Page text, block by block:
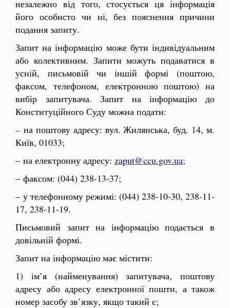
незалежно від того, стосується ця інформація
його особисто чи ні, без пояснення причини
подання запиту.
Запит на інформацію може бути індивідуальним
або колективним. Запити можуть подаватися в
усній, письмовій чи іншій формі (поштою,
факсом, телефоном, електронною поштою) на
вибір запитувача. Запит на інформацію до
Конституційного Суду можна подати:
– на поштову адресу: вул. Жилянська, буд. 14, м.
Київ, 01033;
– на електронну адресу: zaput@ccu.gov.ua;
– факсом: (044) 238-13-37;
– у телефонному режимі: (044) 238-10-30, 238-11-
17, 238-11-19.
Письмовий запит на інформацію подається в
довільній формі.
Запит на інформацію має містити:
1) ім’я (найменування) запитувача, поштову
адресу або адресу електронної пошти, а також
номер засобу зв’язку, якщо такий є;